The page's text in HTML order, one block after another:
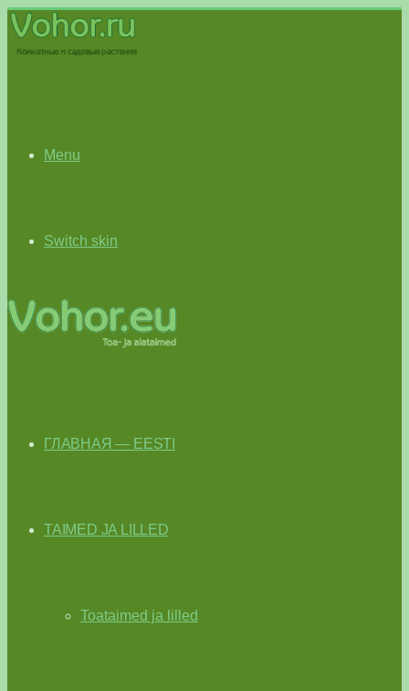
Menu
Switch skin
ГЛАВНАЯ — EESTI
TAIMED JA LILLED
Toataimed ja lilled